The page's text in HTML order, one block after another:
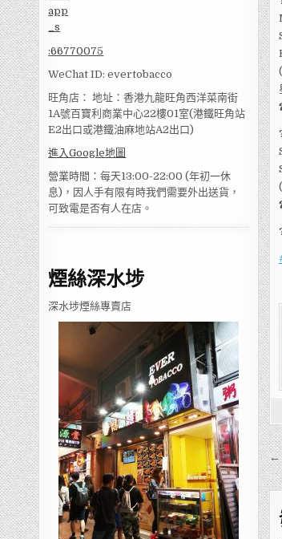
:66770075
WeChat ID: evertobacco
旺角店： 地址：香港九龍旺角西洋菜南街
1A號百寶利商業中心22樓01室(港鐵旺角站
E2出口或港鐵油麻地站A2出口)
進入Google地圖
營業時間：每天13:00-22:00 (年初一休
息)，因人手有限有時我們需要外出送貨，
可致電是否有人在店。
煙絲深水埗
深水埗煙絲專賣店
←